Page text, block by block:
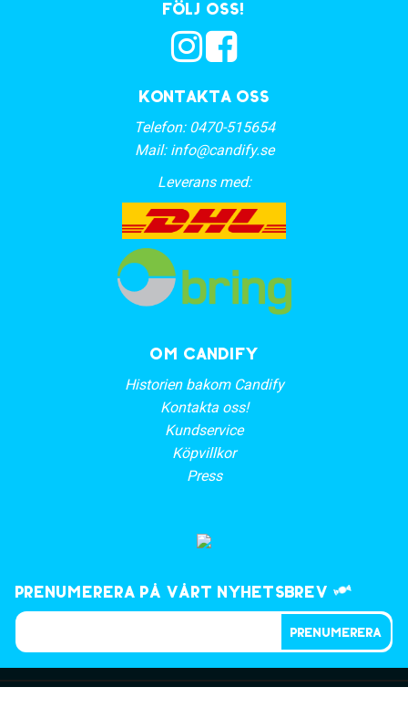
Kontakta oss
Telefon: 0470-515654
Mail: info@candify.se
Leverans med:
Följ oss!
OM CANDIFY
Historien bakom Candify
Kontakta oss!
Kundservice
Köpvillkor
Press
Prenumerera på vårt nyhetsbrev
PRENUMERERA